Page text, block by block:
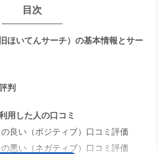
目次
ほいてんサーチ）の基本情報とサー
判
用した人の口コミ
良い（ポジティブ）口コミ評価
悪い（ネガティブ）口コミ評価